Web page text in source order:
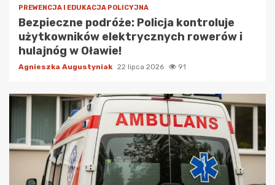
PREWENCJA I EDUKACJA POLICYJNA
Bezpieczne podróże: Policja kontroluje
użytkowników elektrycznych rowerów i
hulajnóg w Oławie!
Agnieszka Augustyniak 22 lipca 2026 91